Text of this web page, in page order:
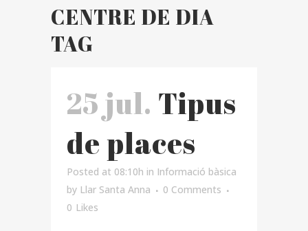
CENTRE DE DIA
TAG
25 jul. Tipus
de places
Posted at 08:10h in Informació bàsica
by Llar Santa Anna
0 Comments
0 Likes